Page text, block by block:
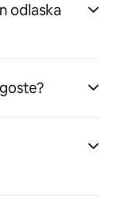
odlaska